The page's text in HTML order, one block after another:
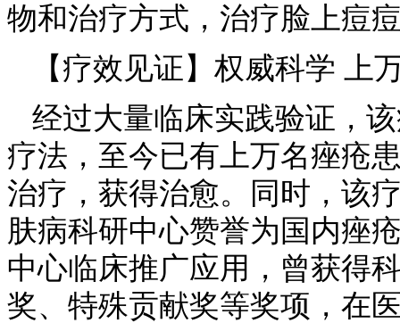
物和治疗方式，治疗脸上痘
【疗效见证】权威科学 上
经过大量临床实践验证，
疗法，至今已有上万名痤疮
治疗，获得治愈。同时，该
肤病科研中心赞誉为国内痤
中心临床推广应用，曾获得
奖、特殊贡献奖等奖项，在